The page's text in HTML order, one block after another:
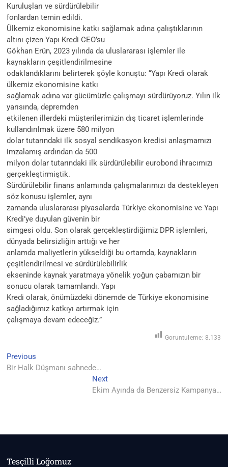
Kuruluşları ve sürdürülebilir
fonlardan temin edildi.
Ülkemiz ekonomisine katkı sağlamak adına çalıştıklarının
altını çizen Yapı Kredi CEO’su
Gökhan Erün, 2023 yılında da uluslararası işlemler ile
kaynakların çeşitlendirilmesine
odaklandıklarını belirterek şöyle konuştu: “Yapı Kredi olarak
ülkemiz ekonomisine katkı
sağlamak adına var gücümüzle çalışmayı sürdürüyoruz. Yılın ilk
yarısında, depremden
etkilenen illerdeki müşterilerimizin dış ticaret işlemlerinde
kullandırılmak üzere 580 milyon
dolar tutarındaki ilk sosyal sendikasyon kredisi anlaşmamızı
imzalamış ardından da 500
milyon dolar tutarındaki ilk sürdürülebilir eurobond ihracımızı
gerçekleştirmiştik.
Sürdürülebilir finans anlamında çalışmalarımızı da destekleyen
söz konusu işlemler, aynı
zamanda uluslararası piyasalarda Türkiye ekonomisine ve Yapı
Kredi’ye duyulan güvenin bir
simgesi oldu. Son olarak gerçekleştirdiğimiz DPR işlemleri,
dünyada belirsizliğin arttığı ve her
anlamda maliyetlerin yükseldiği bu ortamda, kaynakların
çeşitlendirilmesi ve sürdürülebilirlik
ekseninde kaynak yaratmaya yönelik yoğun çabamızın bir
sonucu olarak tamamlandı. Yapı
Kredi olarak, önümüzdeki dönemde de Türkiye ekonomisine
sağladığımız katkıyı artırmak için
çalışmaya devam edeceğiz.”
Goruntuleme: 8.133
Yazı
gezinmesi
Previous
post:
Bir Halk Düşmanı sahnede…
NextNext
post:
Ekim Ayında da Benzersiz Kampanya…
Tesçilli Loğomuz